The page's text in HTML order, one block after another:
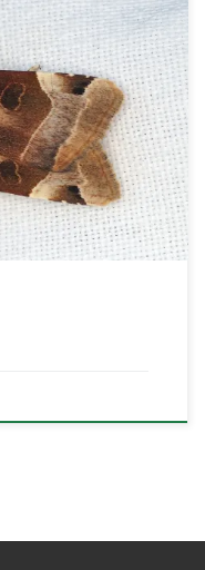
dans la journée,
les exemplaires
utilisant une
La noctuelle frangée
Hétérocère Famille
des Noctuinae.